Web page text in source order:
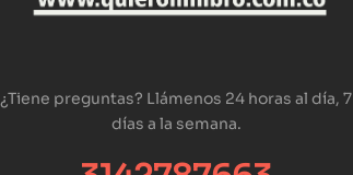
¿Tiene preguntas? Llámenos 24 horas al día, 7
días a la semana.